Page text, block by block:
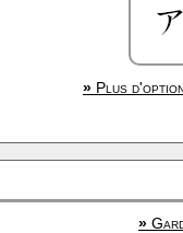
» Plus
»